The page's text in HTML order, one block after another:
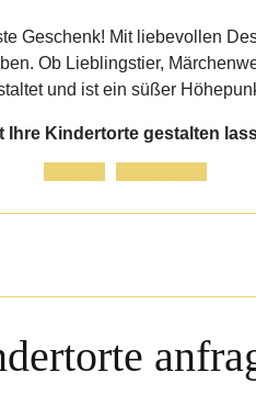
Geschenk! Mit liebevollen
Ob Lieblingstier,
und ist ein süßer
Ihre Kindertorte gestalten